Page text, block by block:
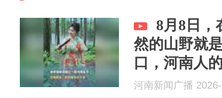
8月8日，
然的山野就
口，河南人
河南新闻广播